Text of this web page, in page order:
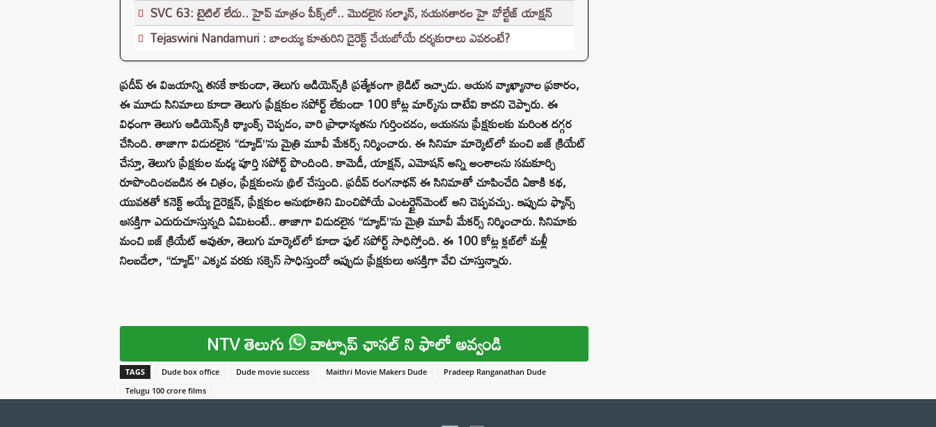
SVC 63: టైటిల్ లేదు.. హైప్ మాత్రం పీక్స్‌లో.. మొదలైన సల్మాన్, నయనతారల హై వోల్టేజ్ యాక్షన్
Tejaswini Nandamuri : బాలయ్య కూతురిని డైరెక్ట్ చేయబోయే దర్శకురాలు ఎవరంటే?
ప్రదీప్ ఈ విజయాన్ని తనకే కాకుండా, తెలుగు ఆడియెన్స్‌కి ప్రత్యేకంగా క్రెడిట్ ఇచ్చాడు. ఆయన వ్యాఖ్యానాల ప్రకారం,
ఈ మూడు సినిమాలు కూడా తెలుగు ప్రేక్షకుల సపోర్ట్‌ లేకుండా 100 కోట్ల మార్క్‌ను దాటేవి కాదని చెప్పారు. ఈ
విధంగా తెలుగు ఆడియెన్స్‌కి థ్యాంక్స్ చెప్పడం, వారి ప్రాధాన్యతను గుర్తించడం, ఆయనను ప్రేక్షకులకు మరింత దగ్గర
చేసింది. తాజాగా విడుదలైన “డ్యూడ్”ను మైత్రి మూవీ మేకర్స్ నిర్మించారు. ఈ సినిమా మార్కెట్‌లో మంచి బజ్ క్రియేట్
చేస్తూ, తెలుగు ప్రేక్షకుల మధ్య పూర్తి సపోర్ట్ పొందింది. కామెడీ, యాక్షన్, ఎమోషన్ అన్ని అంశాలను సమకూర్చి
రూపొందించబడిన ఈ చిత్రం, ప్రేక్షకులను థ్రిల్ చేస్తుంది. ప్రదీప్ రంగనాథన్ ఈ సినిమాతో చూపించేది ఏకాకి కథ,
యువతతో కనెక్ట్ అయ్యే డైరెక్షన్, ప్రేక్షకుల అనుభూతిని మించిపోయే ఎంటర్టైన్‌మెంట్ అని చెప్పవచ్చు. ఇప్పుడు ఫ్యాన్స్
ఆసక్తిగా ఎదురుచూస్తున్నది ఏమిటంటే.. తాజాగా విడుదలైన “డ్యూడ్”ను మైత్రి మూవీ మేకర్స్ నిర్మించారు. సినిమాకు
మంచి బజ్ క్రియేట్ అవుతూ, తెలుగు మార్కెట్‌లో కూడా ఫుల్ సపోర్ట్ సాధిస్తోంది. ఈ 100 కోట్ల క్లబ్‌లో మళ్లీ
నిలబడేలా, “డ్యూడ్” ఎక్కడ వరకు సక్సెస్ సాధిస్తుందో ఇప్పుడు ప్రేక్షకులు ఆసక్తిగా వేచి చూస్తున్నారు.
NTV తెలుగు వాట్సాప్ ఛానల్ ని ఫాలో అవ్వండి
TAGS Dude box office Dude movie success Maithri Movie Makers Dude
Pradeep Ranganathan Dude
Telugu 100 crore films